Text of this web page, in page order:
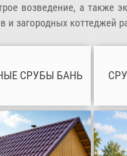
возведение, а также
и загородных коттеджей
СРУБЫ БАНЬ